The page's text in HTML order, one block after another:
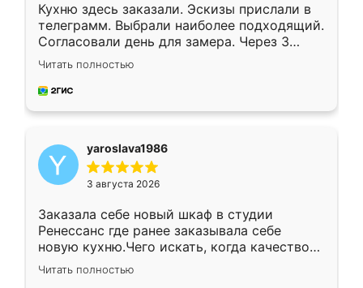
Кухню здесь заказали. Эскизы прислали в
телеграмм. Выбрали наиболее подходящий.
Согласовали день для замера. Через 3
недели кухня была уже готова. Остались
довольны работой. Спасибо Ренессанс
мебель за качественную работу!
Читать полностью
yaroslava1986
3 августа 2026
Заказала себе новый шкаф в студии
Ренессанс где ранее заказывала себе
новую кухню.Чего искать, когда качеством
вполне довольна. Служит кухня уже почти
два года, нареканий нет.
Читать полностью